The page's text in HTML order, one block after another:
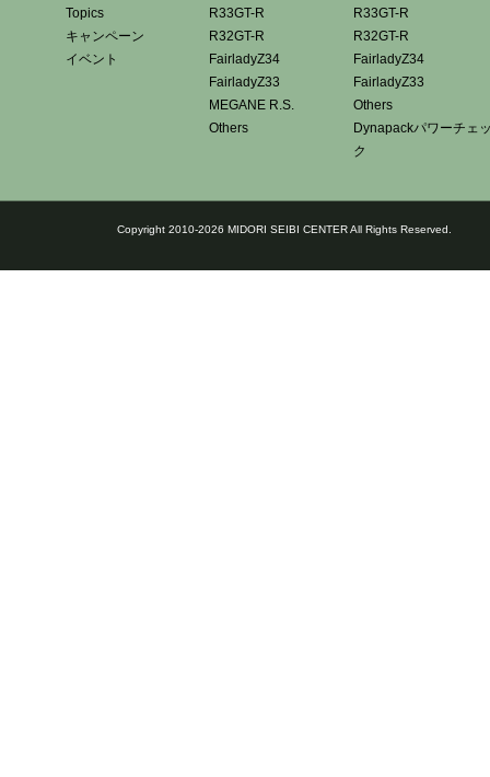
Topics
キャンペーン
イベント
R33GT-R
R32GT-R
FairladyZ34
FairladyZ33
MEGANE R.S.
Others
R33GT-R
R32GT-R
FairladyZ34
FairladyZ33
Others
Dynapackパワーチェ
ク
Copyright 2010-2026 MIDORI SEIBI CENTER All Rights Reserved.